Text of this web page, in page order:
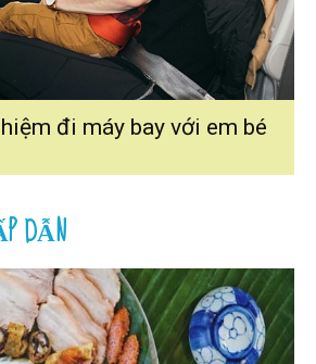
đi máy bay với em bé
DẪN